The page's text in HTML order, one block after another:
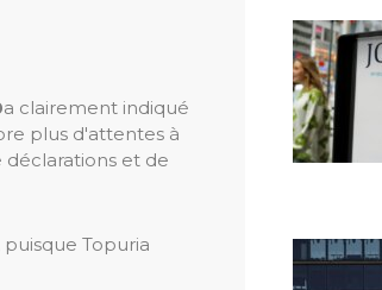
a clairement indiqué
plus d'attentes à
déclarations et de
Topuria